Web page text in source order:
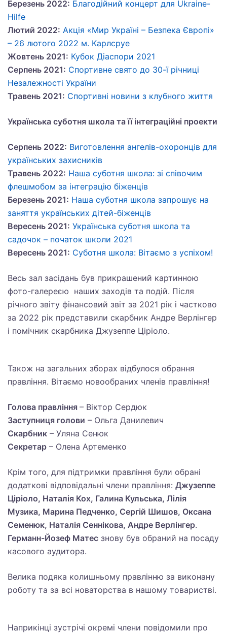
Березень 2022: Благодійний концерт для Ukraine-
Hilfe
Лютий 2022: Акція «Мир Україні – Безпека Європі»
– 26 лютого 2022 м. Карлсруе
Жовтень 2021: Кубок Діаспори 2021
Серпень 2021: Спортивне свято до 30-ї річниці
Незалежності України
Травень 2021: Спортивні новини з клубного життя
Українська суботня школа та її інтеграційні проекти
Серпень 2022: Виготовлення ангелів-охоронців для
українських захисників
Травень 2022: Наша суботня школа: зі співочим
флешмобом за інтеграцію біженців
Березень 2021: Наша суботня школа запрошує на
заняття українських дітей-біженців
Вересень 2021: Українська суботня школа та
садочок – початок школи 2021
Вересень 2021: Суботня школа: Вітаємо з успіхом!
Весь зал засідань був прикрашений картинною
фото-галереєю наших заходів та подій. Після
річного звіту фінансовий звіт за 2021 рік і частково
за 2022 рік представили скарбник Андре Верлінгер
і помічник скарбника Джузеппе Ціріоло.
Також на загальних зборах відбулося обрання
правління. Вітаємо новообраних членів правління!
Голова правління – Віктор Сердюк
Заступниця голови – Ольга Данилевич
Скарбник – Уляна Сенюк
Секретар – Олена Артеменко
Крім того, для підтримки правління були обрані
додаткові відповідальні члени правління: Джузеппе
Ціріоло, Наталія Кох, Галина Кульська, Лілія
Музика, Марина Педченко, Сергій Шишов, Оксана
Семенюк, Наталія Сеннікова, Андре Верлінгер.
Германн-Йозеф Матес знову був обраний на посаду
касового аудитора.
Велика подяка колишньому правлінню за виконану
роботу та за всі новаторства в нашому товаристві.
Наприкінці зустрічі окремі члени повідомили про